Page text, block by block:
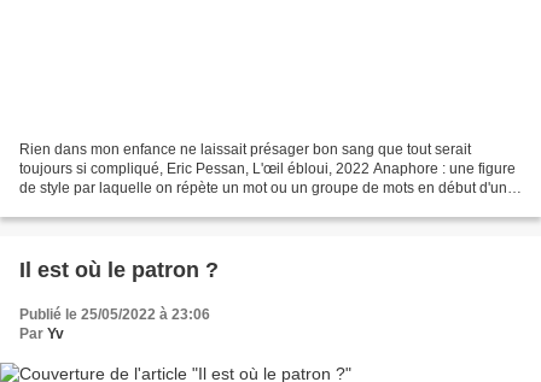
Rien dans mon enfance ne laissait présager bon sang que tout serait
toujours si compliqué, Eric Pessan, L'œil ébloui, 2022 Anaphore : une figure
de style par laquelle on répète un mot ou un groupe de mots en début d'une
Il est où le patron ?
Publié le 25/05/2022 à 23:06
Par Yv